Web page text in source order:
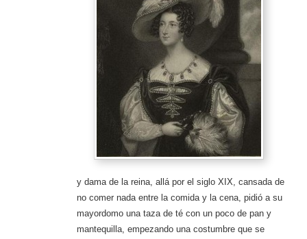
y dama de la reina, allá por el siglo XIX, cansada de
no comer nada entre la comida y la cena, pidió a su
mayordomo una taza de té con un poco de pan y
mantequilla, empezando una costumbre que se